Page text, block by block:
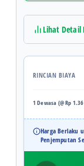
Lihat Detail
RINCIAN BIAYA
1 Dewasa (@ Rp
Harga Berlaku
Penjemputan